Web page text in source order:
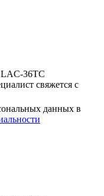
LAC-36TC
свяжется с
данных в